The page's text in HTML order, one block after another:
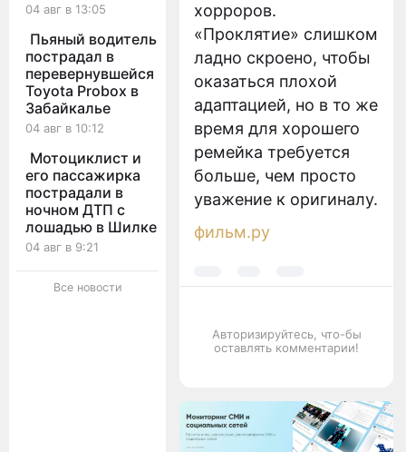
04 авг в 13:05
Пьяный водитель
пострадал в
перевернувшейся
Toyota Probox в
Забайкалье
04 авг в 10:12
Мотоциклист и
его пассажирка
пострадали в
ночном ДТП с
лошадью в Шилке
04 авг в 9:21
Все новости
хорроров.
«Проклятие» слишком
ладно скроено, чтобы
оказаться плохой
адаптацией, но в то же
время для хорошего
ремейка требуется
больше, чем просто
уважение к оригиналу.
фильм.ру
Авторизируйтесь, что-бы
оставлять комментарии!